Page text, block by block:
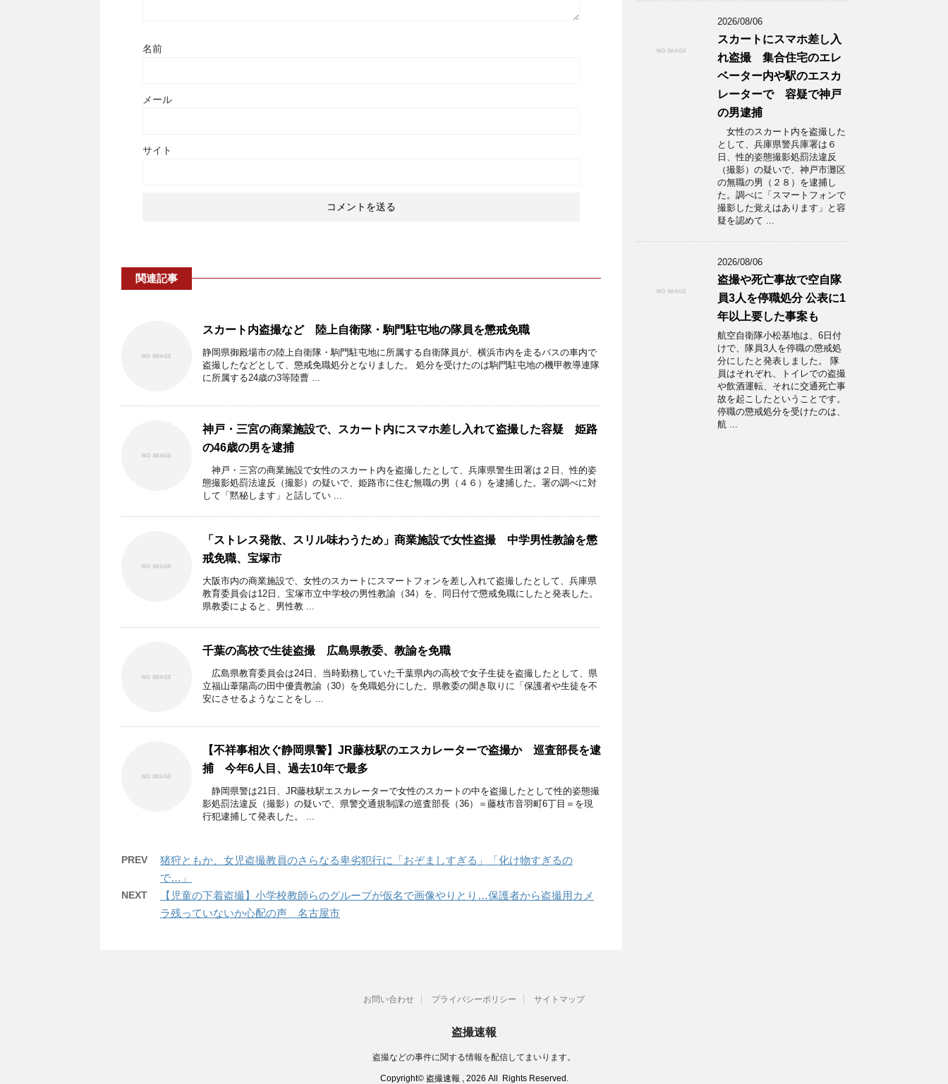
名前
メール
サイト
関連記事
スカート内盗撮など 陸上自衛隊・駒門駐屯地の隊員を懲戒免職
静岡県御殿場市の陸上自衛隊・駒門駐屯地に所属する自衛隊員が、横浜市内を走るバスの車内で
盗撮したなどとして、懲戒免職処分となりました。 処分を受けたのは駒門駐屯地の機甲教導連隊
に所属する24歳の3等陸曹 ...
神戸・三宮の商業施設で、スカート内にスマホ差し入れて盗撮した容疑 姫路
の46歳の男を逮捕
神戸・三宮の商業施設で女性のスカート内を盗撮したとして、兵庫県警生田署は２日、性的姿
態撮影処罰法違反（撮影）の疑いで、姫路市に住む無職の男（４６）を逮捕した。署の調べに対
して「黙秘します」と話してい ...
「ストレス発散、スリル味わうため」商業施設で女性盗撮 中学男性教諭を懲
戒免職、宝塚市
大阪市内の商業施設で、女性のスカートにスマートフォンを差し入れて盗撮したとして、兵庫県
教育委員会は12日、宝塚市立中学校の男性教諭（34）を、同日付で懲戒免職にしたと発表した。
県教委によると、男性教 ...
千葉の高校で生徒盗撮 広島県教委、教諭を免職
広島県教育委員会は24日、当時勤務していた千葉県内の高校で女子生徒を盗撮したとして、県
立福山葦陽高の田中優貴教諭（30）を免職処分にした。県教委の聞き取りに「保護者や生徒を不
安にさせるようなことをし ...
【不祥事相次ぐ静岡県警】JR藤枝駅のエスカレーターで盗撮か 巡査部長を逮
捕 今年6人目、過去10年で最多
静岡県警は21日、JR藤枝駅エスカレーターで女性のスカートの中を盗撮したとして性的姿態撮
影処罰法違反（撮影）の疑いで、県警交通規制課の巡査部長（36）＝藤枝市音羽町6丁目＝を現
行犯逮捕して発表した。 ...
PREV
猪狩ともか、女児盗撮教員のさらなる卑劣犯行に「おぞましすぎる」「化け物すぎるの
で…」
NEXT
【児童の下着盗撮】小学校教師らのグループが仮名で画像やりとり…保護者から盗撮用カメ
ラ残っていないか心配の声 名古屋市
2026/08/06
スカートにスマホ差し入
れ盗撮 集合住宅のエレ
ベーター内や駅のエスカ
レーターで 容疑で神戸
の男逮捕
女性のスカート内を盗撮した
として、兵庫県警兵庫署は６
日、性的姿態撮影処罰法違反
（撮影）の疑いで、神戸市灘区
の無職の男（２８）を逮捕し
た。調べに「スマートフォンで
撮影した覚えはあります」と容
疑を認めて ...
2026/08/06
盗撮や死亡事故で空自隊
員3人を停職処分 公表に1
年以上要した事案も
航空自衛隊小松基地は、6日付
けで、隊員3人を停職の懲戒処
分にしたと発表しました。 隊
員はそれぞれ、トイレでの盗撮
や飲酒運転、それに交通死亡事
故を起こしたということです。
停職の懲戒処分を受けたのは、
航 ...
お問い合わせ プライバシーポリシー サイトマップ
盗撮速報
盗撮などの事件に関する情報を配信してまいります。
Copyright© 盗撮速報 , 2026 All Rights Reserved.